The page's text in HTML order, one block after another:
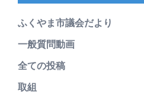
ふくやま市議会だより
一般質問動画
全ての投稿
取組